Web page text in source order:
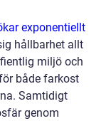
exponentiellt
hållbarhet allt
miljö och
både farkost
Samtidigt
genom